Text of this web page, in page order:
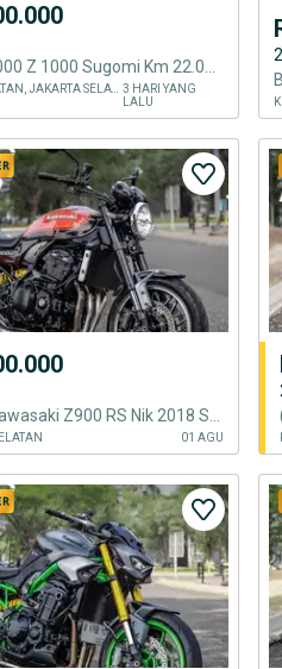
MAMPANG PRAPATAN, JAKARTA SELATAN
3 HARI YANG
LALU
01 AGU